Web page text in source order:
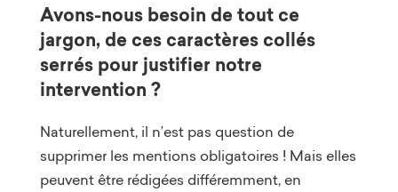
Avons-nous besoin de tout ce
jargon, de ces caractères collés
serrés pour justifier notre
intervention ?
Naturellement, il n’est pas question de
supprimer les mentions obligatoires ! Mais elles
peuvent être rédigées différemment, en